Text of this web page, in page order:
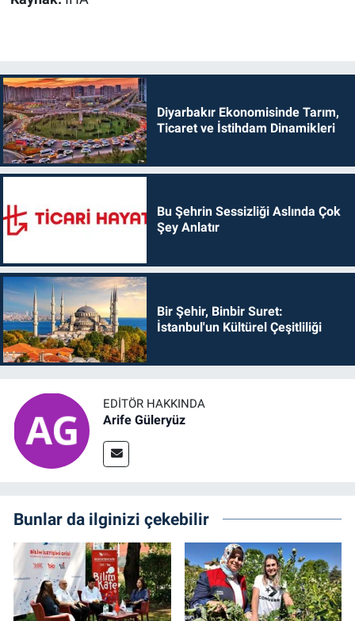
Diyarbakır Ekonomisinde Tarım,
Ticaret ve İstihdam Dinamikleri
Bu Şehrin Sessizliği Aslında Çok
Şey Anlatır
Bir Şehir, Binbir Suret:
İstanbul'un Kültürel Çeşitliliği
EDITÖR HAKKINDA
Arife Güleryüz
Bunlar da ilginizi çekebilir